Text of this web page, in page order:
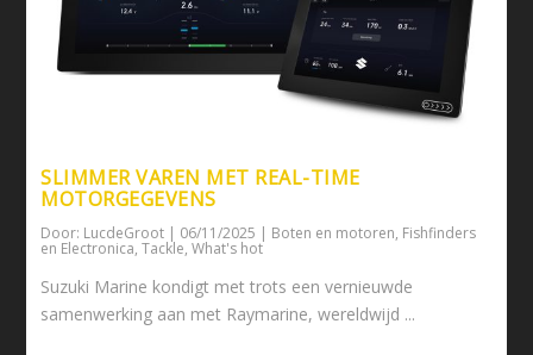
SLIMMER VAREN MET REAL-TIME
MOTORGEGEVENS
Door: LucdeGroot | 06/11/2025 | Boten en motoren, Fishfinders
en Electronica,Tackle,What's hot
Suzuki Marine kondigt met trots een vernieuwde
samenwerking aan met Raymarine, wereldwijd ...